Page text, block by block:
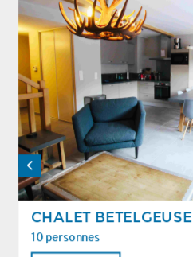
CHALET BETELGEUSE
10 personnes